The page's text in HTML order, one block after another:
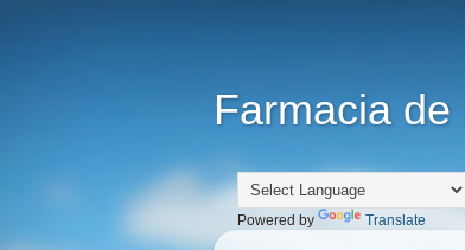
Farmacia
Powered by Translate